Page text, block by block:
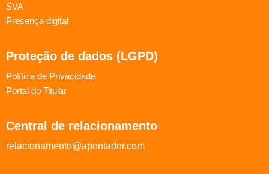
SVA
Presença digital
Proteção de dados (LGPD)
Política de Privacidade
Portal do Titular
Central de relacionamento
relacionamento@apontador.com